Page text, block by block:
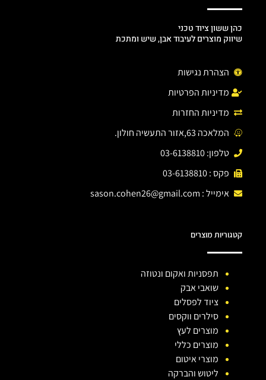
כהן ששון ציוד טכני
שיווק מוצרים לעיבוד אבן, שיש ומתכת
הצהרת נגישות
מדיניות הפרטיות
מדיניות החזרות
המלאכה 63,אזור התעשיה חולון.
טלפון: 03-6138810
פקס : 03-6138810
אימייל : sason.cohen26@gmail.com
קטגוריות מוצרים
תפסניות ואקום ונטוזה
שואבי אבק
ציוד לפסלים
סילרים ווקסים
מוצרים לעץ
מוצרים כללי
מוצרי איטום
ליטוש והברקה